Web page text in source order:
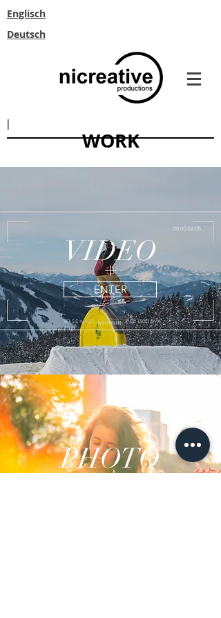
Englisch
Deutsch
|
WORK
VIDEO
ENTER
PHOTO